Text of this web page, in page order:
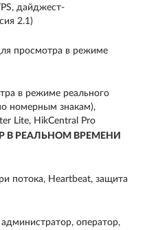
дайджест-
2.1)
просмотра в режиме
в режиме реального
номерным знакам),
Lite, HikCentral Pro
РЕАЛЬНОМ ВРЕМЕНИ
потока, Heartbeat, защита
оператор,